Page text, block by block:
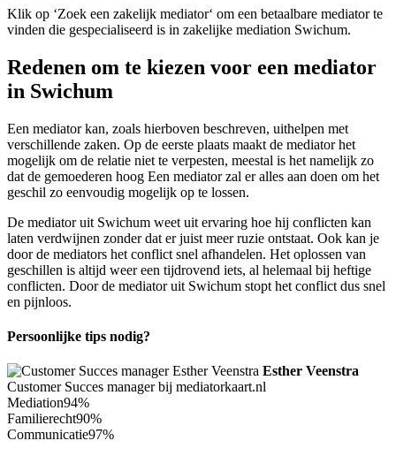
Klik op ‘Zoek een zakelijk mediator‘ om een betaalbare mediator te
vinden die gespecialiseerd is in zakelijke mediation Swichum.
Redenen om te kiezen voor een mediator
in Swichum
Een mediator kan, zoals hierboven beschreven, uithelpen met
verschillende zaken. Op de eerste plaats maakt de mediator het
mogelijk om de relatie niet te verpesten, meestal is het namelijk zo
dat de gemoederen hoog Een mediator zal er alles aan doen om het
geschil zo eenvoudig mogelijk op te lossen.
De mediator uit Swichum weet uit ervaring hoe hij conflicten kan
laten verdwijnen zonder dat er juist meer ruzie ontstaat. Ook kan je
door de mediators het conflict snel afhandelen. Het oplossen van
geschillen is altijd weer een tijdrovend iets, al helemaal bij heftige
conflicten. Door de mediator uit Swichum stopt het conflict dus snel
en pijnloos.
Persoonlijke tips nodig?
Esther Veenstra
Customer Succes manager bij mediatorkaart.nl
Mediation94%
Familierecht90%
Communicatie97%